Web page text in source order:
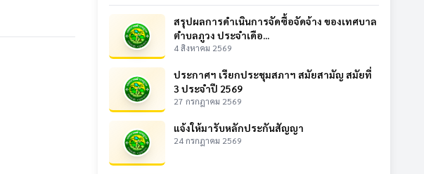
สรุปผลการดำเนินการจัดซื้อจัดจ้าง ของเทศบาล
ตำบลภูวง ประจำเดือ...
4 สิงหาคม 2569
ประกาศฯ เรียกประชุมสภาฯ สมัยสามัญ สมัยที่
3 ประจำปี 2569
27 กรกฎาคม 2569
แจ้งให้มารับหลักประกันสัญญา
24 กรกฎาคม 2569